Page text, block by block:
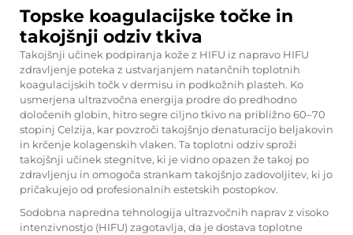
Topske koagulacijske točke in
takojšnji odziv tkiva
Takojšnji učinek podpiranja kože z HIFU iz napravo HIFU
zdravljenje poteka z ustvarjanjem natančnih toplotnih
koagulacijskih točk v dermisu in podkožnih plasteh. Ko
usmerjena ultrazvočna energija prodre do predhodno
določenih globin, hitro segre ciljno tkivo na približno 60–70
stopinj Celzija, kar povzroči takojšnjo denaturacijo beljakovin
in krčenje kolagenskih vlaken. Ta toplotni odziv sproži
takojšnji učinek stegnitve, ki je vidno opazen že takoj po
zdravljenju in omogoča strankam takojšnjo zadovoljitev, ki jo
pričakujejo od profesionalnih estetskih postopkov.
Sodobna napredna tehnologija ultrazvočnih naprav z visoko
intenzivnostjo (HIFU) zagotavlja, da je dostava toplotne